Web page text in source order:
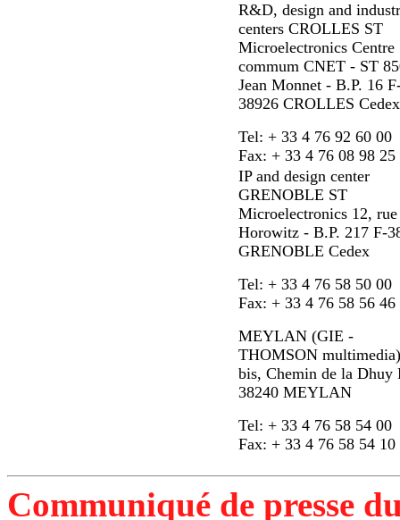
R&D, design and
centers CROLLES ST
Microelectronics Centre
commum CNET - ST
Jean Monnet - B.P. 16
38926 CROLLES Cedex
Tel: + 33 4 76 92 60 00
Fax: + 33 4 76 08 98 25
IP and design center
GRENOBLE ST
Microelectronics 12, rue
Horowitz - B.P. 217 F-
GRENOBLE Cedex
Tel: + 33 4 76 58 50 00
Fax: + 33 4 76 58 56 46
MEYLAN (GIE -
THOMSON
bis, Chemin de la Dhuy
38240 MEYLAN
Tel: + 33 4 76 58 54 00
Fax: + 33 4 76 58 54 10
Communiqué de presse